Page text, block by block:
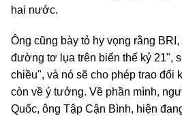
hai nước.
Ông cũng bày tỏ hy vọng rằng
đường tơ lụa trên biển thế kỷ 21",
chiều", và nó sẽ cho phép trao đổi
còn về ý tưởng. Về phần mình,
Quốc, ông Tập Cận Bình, hiện